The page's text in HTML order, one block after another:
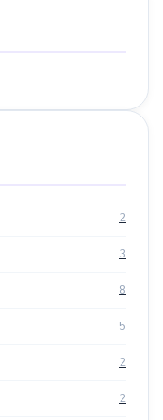
2
3
8
5
2
2